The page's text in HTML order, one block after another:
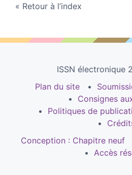
Retour à l’index
ISSN électronique
Plan du site
Consignes
Politiques de
Conception : Chapitre neuf
Accès